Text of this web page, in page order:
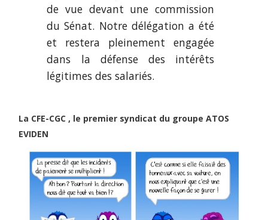
de vue devant une commission
du Sénat. Notre délégation a été
et restera pleinement engagée
dans la défense des intérêts
légitimes des salariés.
La CFE-CGC , le premier syndicat du groupe ATOS
EVIDEN